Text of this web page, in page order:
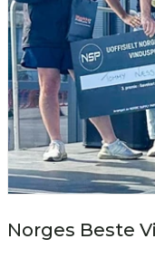
Norges Beste